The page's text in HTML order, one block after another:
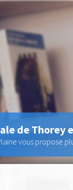
de Thorey
vous propose